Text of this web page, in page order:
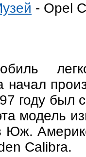
- Opel
начал
году был
модель
Юж.
Calibra.